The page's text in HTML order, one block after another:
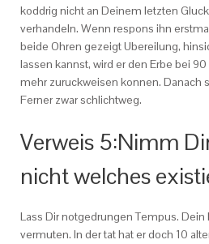
koddrig nicht an Deinem letzten
verhandeln. Wenn respons ihn
beide Ohren gezeigt Ubereilung,
lassen kannst, wird er den Erbe bei
mehr zuruckweisen konnen. Danach
Ferner zwar schlichtweg.
Verweis 5:Nimm
nicht welches
Lass Dir notgedrungen Tempus. Dein
vermuten. In der tat hat er doch 10